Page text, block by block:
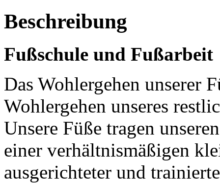
Beschreibung
Fußschule und Fußarbeit
Das Wohlergehen unserer
Wohlergehen unseres
Unsere Füße tragen
einer verhältnismäßigen
ausgerichteter und